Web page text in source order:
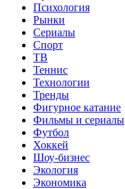
Психология
Рынки
Сериалы
Спорт
ТВ
Теннис
Технологии
Тренды
Фигурное катание
Фильмы и сериалы
Футбол
Хоккей
Шоу-бизнес
Экология
Экономика